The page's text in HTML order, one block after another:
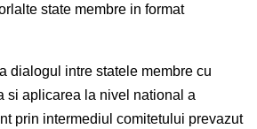
state membre in format
dialogul intre statele membre cu
si aplicarea la nivel national a
prin intermediul comitetului prevazut